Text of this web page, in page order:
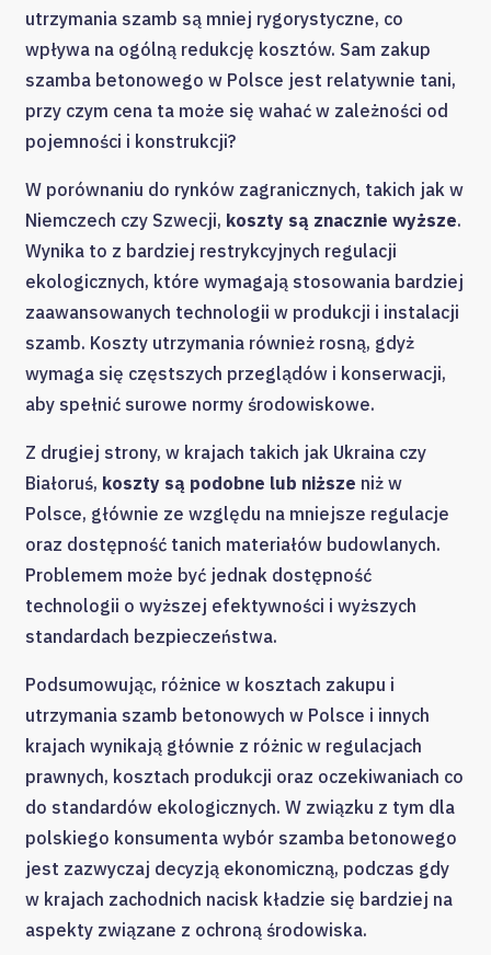
utrzymania szamb są mniej rygorystyczne, co
wpływa na ogólną redukcję kosztów. Sam zakup
szamba betonowego w Polsce jest relatywnie tani,
przy czym cena ta może się wahać w zależności od
pojemności i konstrukcji?
W porównaniu do rynków zagranicznych, takich jak w
Niemczech czy Szwecji, koszty są znacznie wyższe.
Wynika to z bardziej restrykcyjnych regulacji
ekologicznych, które wymagają stosowania bardziej
zaawansowanych technologii w produkcji i instalacji
szamb. Koszty utrzymania również rosną, gdyż
wymaga się częstszych przeglądów i konserwacji,
aby spełnić surowe normy środowiskowe.
Z drugiej strony, w krajach takich jak Ukraina czy
Białoruś, koszty są podobne lub niższe niż w
Polsce, głównie ze względu na mniejsze regulacje
oraz dostępność tanich materiałów budowlanych.
Problemem może być jednak dostępność
technologii o wyższej efektywności i wyższych
standardach bezpieczeństwa.
Podsumowując, różnice w kosztach zakupu i
utrzymania szamb betonowych w Polsce i innych
krajach wynikają głównie z różnic w regulacjach
prawnych, kosztach produkcji oraz oczekiwaniach co
do standardów ekologicznych. W związku z tym dla
polskiego konsumenta wybór szamba betonowego
jest zazwyczaj decyzją ekonomiczną, podczas gdy
w krajach zachodnich nacisk kładzie się bardziej na
aspekty związane z ochroną środowiska.